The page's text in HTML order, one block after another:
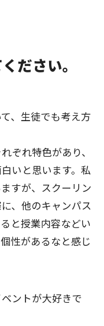
ださい。
、生徒でも考え方
ぞれ特色があり、
いと思います。私
すが、スクーリン
、他のキャンパス
と授業内容などい
性があるなと感じ
ントが大好きで